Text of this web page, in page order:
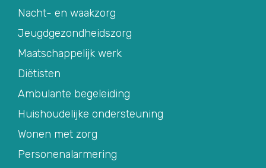
Nacht- en waakzorg
Jeugdgezondheidszorg
Maatschappelijk werk
Diëtisten
Ambulante begeleiding
Huishoudelijke ondersteuning
Wonen met zorg
Personenalarmering